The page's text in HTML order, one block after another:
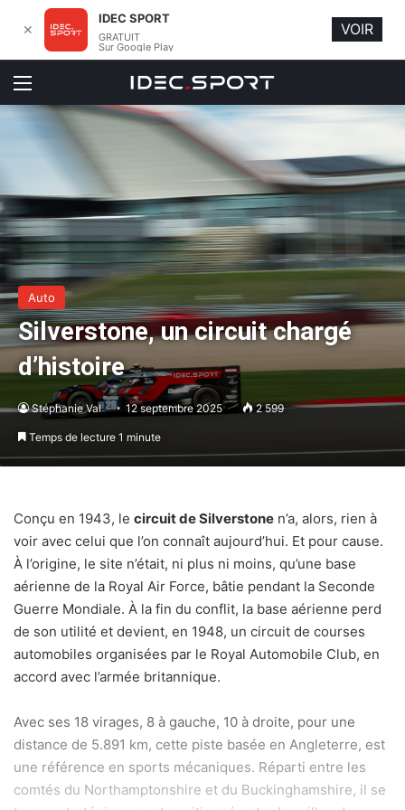
Menu
Auto
Silverstone, un circuit chargé
d’histoire
Stéphanie Val 12 septembre 2025 2 599
Temps de lecture 1 minute
Conçu en 1943, le circuit de Silverstone n’a, alors, rien à
voir avec celui que l’on connaît aujourd’hui. Et pour cause.
À l’origine, le site n’était, ni plus ni moins, qu’une base
aérienne de la Royal Air Force, bâtie pendant la Seconde
Guerre Mondiale. À la fin du conflit, la base aérienne perd
de son utilité et devient, en 1948, un circuit de courses
automobiles organisées par le Royal Automobile Club, en
accord avec l’armée britannique.
Avec ses 18 virages, 8 à gauche, 10 à droite, pour une
distance de 5.891 km, cette piste basée en Angleterre, est
une référence en sports mécaniques. Réparti entre les
comtés du Northamptonshire et du Buckinghamshire, il se
✕
IDEC SPORT
GRATUIT
Sur Google Play
VOIR